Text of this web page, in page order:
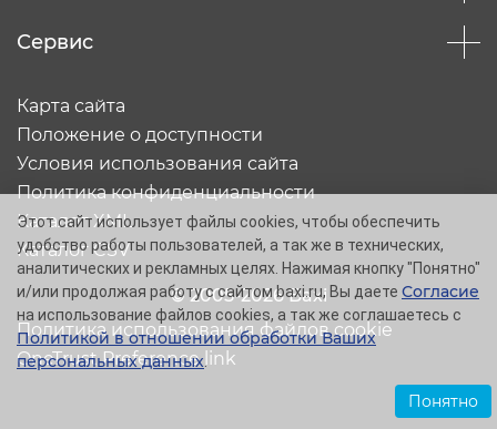
Сервис
© 2005-2026 Baxi
Карта сайта
Положение о доступности
Условия использования сайта
Политика конфиденциальности
Каталог XML
Каталог CSV
Политика использования файлов cookie
OneTrust Preference link
Этот сайт использует файлы cookies, чтобы обеспечить
удобство работы пользователей, а так же в технических,
аналитических и рекламных целях. Нажимая кнопку "Понятно"
и/или продолжая работу с сайтом baxi.ru, Вы даете Согласие
на использование файлов cookies, а так же соглашаетесь с
Политикой в отношении обработки Ваших
персональных данных.
Понятно